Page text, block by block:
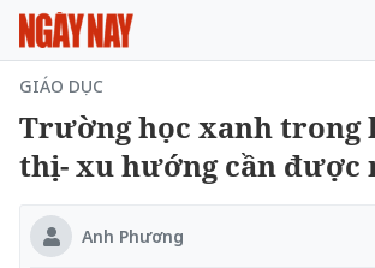
GIÁO DỤC
Trường học xanh trong
thị- xu hướng cần được
Anh Phương